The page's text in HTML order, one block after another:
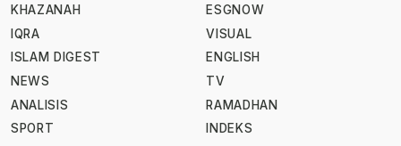
KHAZANAH
IQRA
ISLAM DIGEST
NEWS
ANALISIS
SPORT
ESGNOW
VISUAL
ENGLISH
TV
RAMADHAN
INDEKS